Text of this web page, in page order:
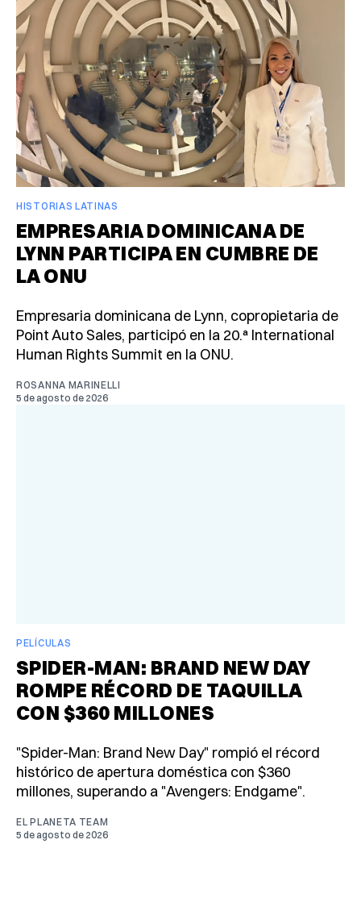
HISTORIAS LATINAS
EMPRESARIA DOMINICANA DE
LYNN PARTICIPA EN CUMBRE DE
LA ONU
Empresaria dominicana de Lynn, copropietaria de
Point Auto Sales, participó en la 20.ª International
Human Rights Summit en la ONU.
ROSANNA MARINELLI
5 de agosto de 2026
PELÍCULAS
SPIDER-MAN: BRAND NEW DAY
ROMPE RÉCORD DE TAQUILLA
CON $360 MILLONES
"Spider-Man: Brand New Day" rompió el récord
histórico de apertura doméstica con $360
millones, superando a "Avengers: Endgame".
EL PLANETA TEAM
5 de agosto de 2026